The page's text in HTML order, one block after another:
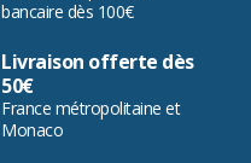
bancaire dès 100€
Livraison offerte dès
50€
France métropolitaine et
Monaco